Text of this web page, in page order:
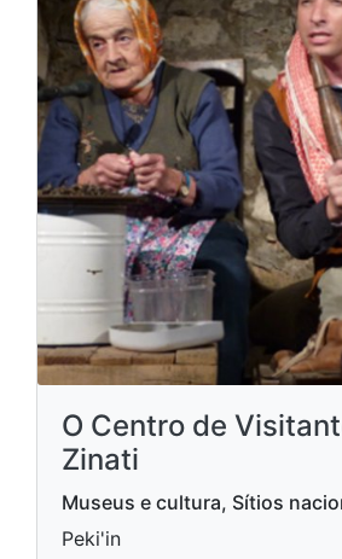
O Centro de
Zinati
Museus e cultura, Sítios
Peki'in